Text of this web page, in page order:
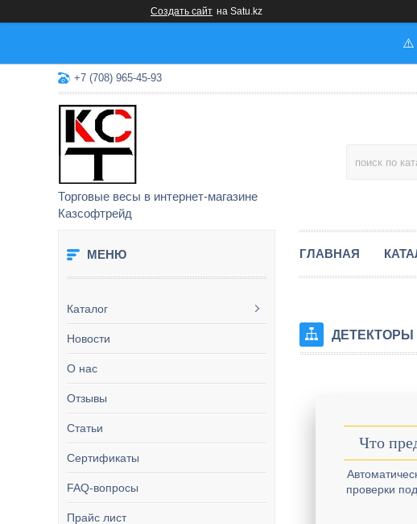
Создать сайт на Satu.kz
⚠️
+7 (708) 965-45-93
Торговые весы в интернет-магазине
Казсофтрейд
Каталог
Новости
О нас
Отзывы
Статьи
Сертификаты
FAQ-вопросы
Прайс лист
ГЛАВНАЯ
ДЕТЕКТОРЫ
Что
проверки